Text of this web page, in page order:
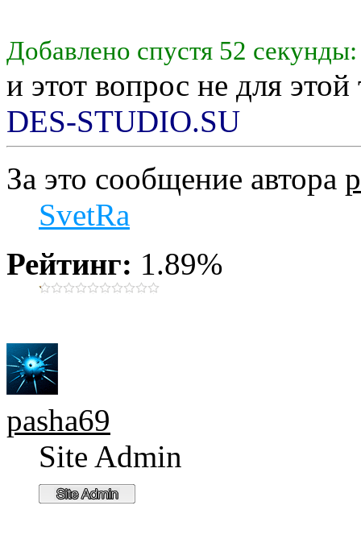
Добавлено спустя 52 секунды:
и этот вопрос не для
DES-STUDIO.SU
За это сообщение автора
SvetRa
Рейтинг: 1.89%
pasha69
Site Admin